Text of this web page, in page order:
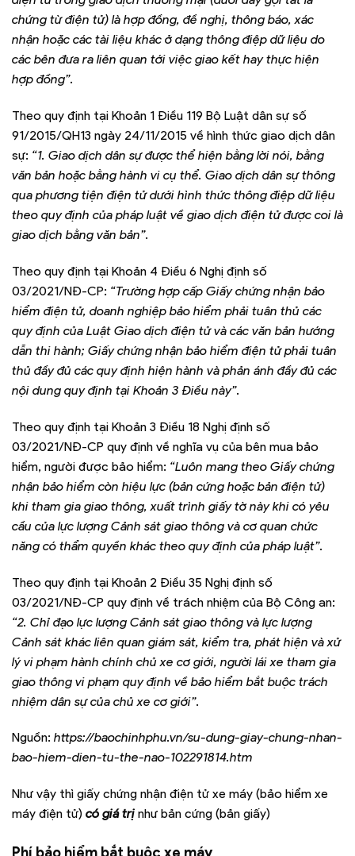
chứng từ điện tử) là hợp đồng, đề nghị, thông báo, xác
nhận hoặc các tài liệu khác ở dạng thông điệp dữ liệu do
các bên đưa ra liên quan tới việc giao kết hay thực hiện
hợp đồng”.
Theo quy định tại Khoản 1 Điều 119 Bộ Luật dân sự số
91/2015/QH13 ngày 24/11/2015 về hình thức giao dịch dân
sự: “1. Giao dịch dân sự được thể hiện bằng lời nói, bằng
văn bản hoặc bằng hành vi cụ thể. Giao dịch dân sự thông
qua phương tiện điện tử dưới hình thức thông điệp dữ liệu
theo quy định của pháp luật về giao dịch điện tử được coi là
giao dịch bằng văn bản”.
Theo quy định tại Khoản 4 Điều 6 Nghị định số
03/2021/NĐ-CP: “Trường hợp cấp Giấy chứng nhận bảo
hiểm điện tử, doanh nghiệp bảo hiểm phải tuân thủ các
quy định của Luật Giao dịch điện tử và các văn bản hướng
dẫn thi hành; Giấy chứng nhận bảo hiểm điện tử phải tuân
thủ đầy đủ các quy định hiện hành và phản ánh đầy đủ các
nội dung quy định tại Khoản 3 Điều này”.
Theo quy định tại Khoản 3 Điều 18 Nghị định số
03/2021/NĐ-CP quy định về nghĩa vụ của bên mua bảo
hiểm, người được bảo hiểm: “Luôn mang theo Giấy chứng
nhận bảo hiểm còn hiệu lực (bản cứng hoặc bản điện tử)
khi tham gia giao thông, xuất trình giấy tờ này khi có yêu
cầu của lực lượng Cảnh sát giao thông và cơ quan chức
năng có thẩm quyền khác theo quy định của pháp luật”.
Theo quy định tại Khoản 2 Điều 35 Nghị định số
03/2021/NĐ-CP quy định về trách nhiệm của Bộ Công an:
“2. Chỉ đạo lực lượng Cảnh sát giao thông và lực lượng
Cảnh sát khác liên quan giám sát, kiểm tra, phát hiện và xử
lý vi phạm hành chính chủ xe cơ giới, người lái xe tham gia
giao thông vi phạm quy định về bảo hiểm bắt buộc trách
nhiệm dân sự của chủ xe cơ giới”.
Nguồn: https://baochinhphu.vn/su-dung-giay-chung-nhan-
bao-hiem-dien-tu-the-nao-102291814.htm
Như vậy thì giấy chứng nhận điện tử xe máy (bảo hiểm xe
máy điện tử) có giá trị như bản cứng (bản giấy)